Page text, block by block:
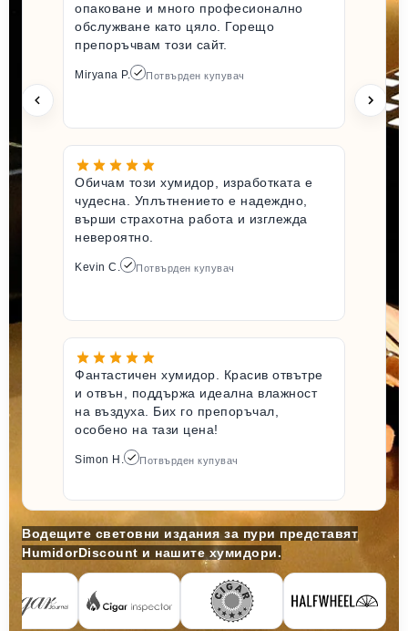
опаковане и много професионално
обслужване като цяло. Горещо
препоръчвам този сайт.
Miryana P. Потвърден купувач
Обичам този хумидор, изработката е
чудесна. Уплътнението е надеждно,
върши страхотна работа и изглежда
невероятно.
Kevin C. Потвърден купувач
Фантастичен хумидор. Красив отвътре
и отвън, поддържа идеална влажност
на въздуха. Бих го препоръчал,
особено на тази цена!
Simon H. Потвърден купувач
Водещите световни издания за пури представят
HumidorDiscount и нашите хумидори.